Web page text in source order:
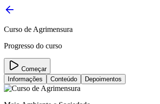
Curso de Agrimensura
Progresso do curso
Começar
Informações
Conteúdo Depoimentos